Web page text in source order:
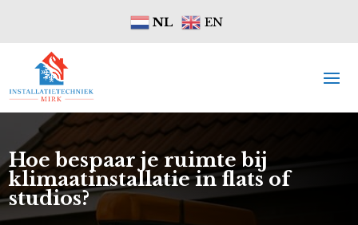
NL EN
Hoe bespaar je ruimte bij
klimaatinstallatie in flats of
studios?